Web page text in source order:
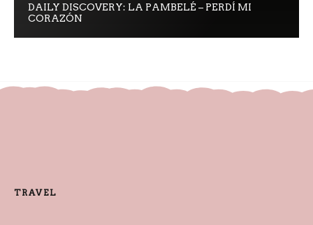
DAILY DISCOVERY: LA PAMBELÉ – PERDÍ MI
CORAZÓN
TRAVEL